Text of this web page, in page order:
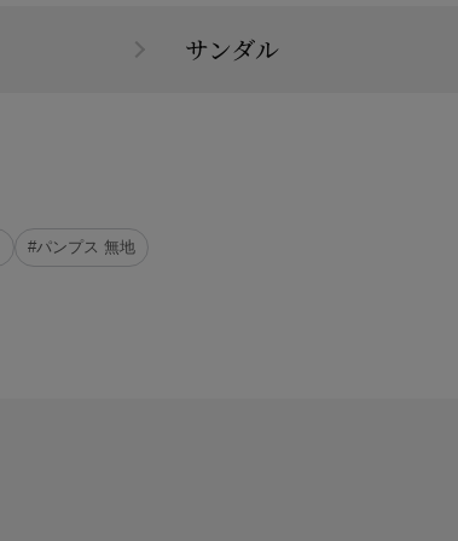
サンダル
#パンプス 無地